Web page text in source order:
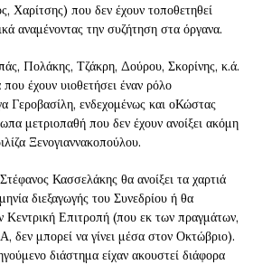
Χαρίτσης) που δεν έχουν τοποθετηθεί
αναμένοντας την συζήτηση στα όργανα.
Πολάκης, Τζάκρη, Δούρου, Σκορίνης, κ.ά.
έχουν υιοθετήσει έναν ρόλο
Γεροβασίλη, ενδεχομένως και οΚώστας
μετριοπαθή που δεν έχουν ανοίξει ακόμη
Ξενογιαννακοπούλου.
Κασσελάκης θα ανοίξει τα χαρτιά
διεξαγωγής του Συνεδρίου ή θα
Κεντρική Επιτροπή (που εκ των πραγμάτων,
δεν μπορεί να γίνει μέσα στον Οκτώβριο).
διάστημα είχαν ακουστεί διάφορα